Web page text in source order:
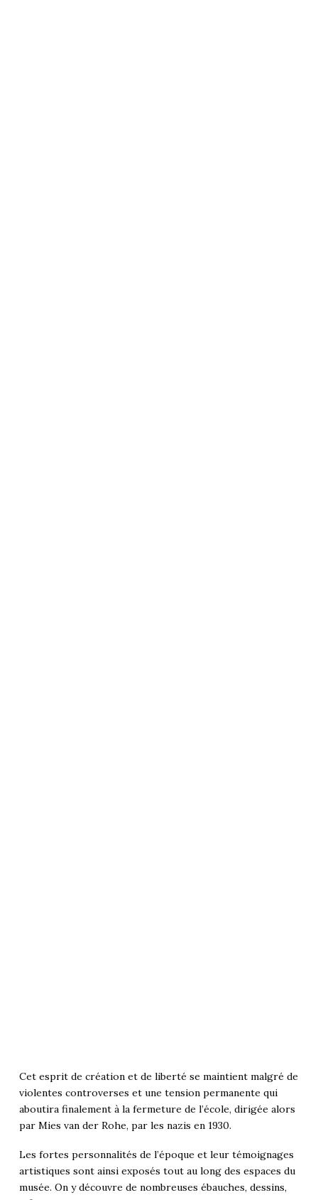
Cet esprit de création et de liberté se maintient malgré de
violentes controverses et une tension permanente qui
aboutira finalement à la fermeture de l’école, dirigée alors
par Mies van der Rohe, par les nazis en 1930.
Les fortes personnalités de l’époque et leur témoignages
artistiques sont ainsi exposés tout au long des espaces du
musée. On y découvre de nombreuses ébauches, dessins,